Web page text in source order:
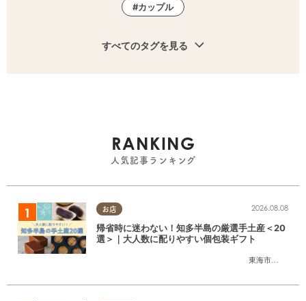
カップル
すべてのタグを見る
RANKING
人気記事ランキング
お店
東海市
,大府市
2026.08.08
帰省時に迷わない！知多半島の厳選手土産＜20
選＞｜大人数に配りやすい個包装ギフト